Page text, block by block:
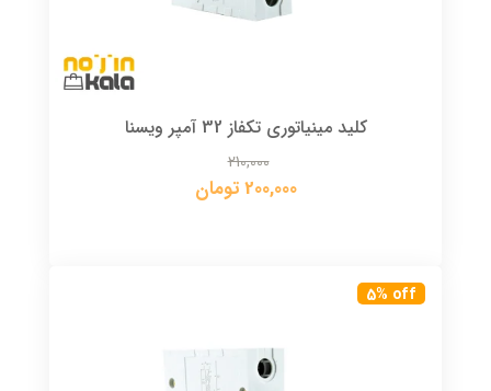
کلید مینیاتوری تکفاز 32 آمپر ویسنا
210,000
200,000 تومان
5% off